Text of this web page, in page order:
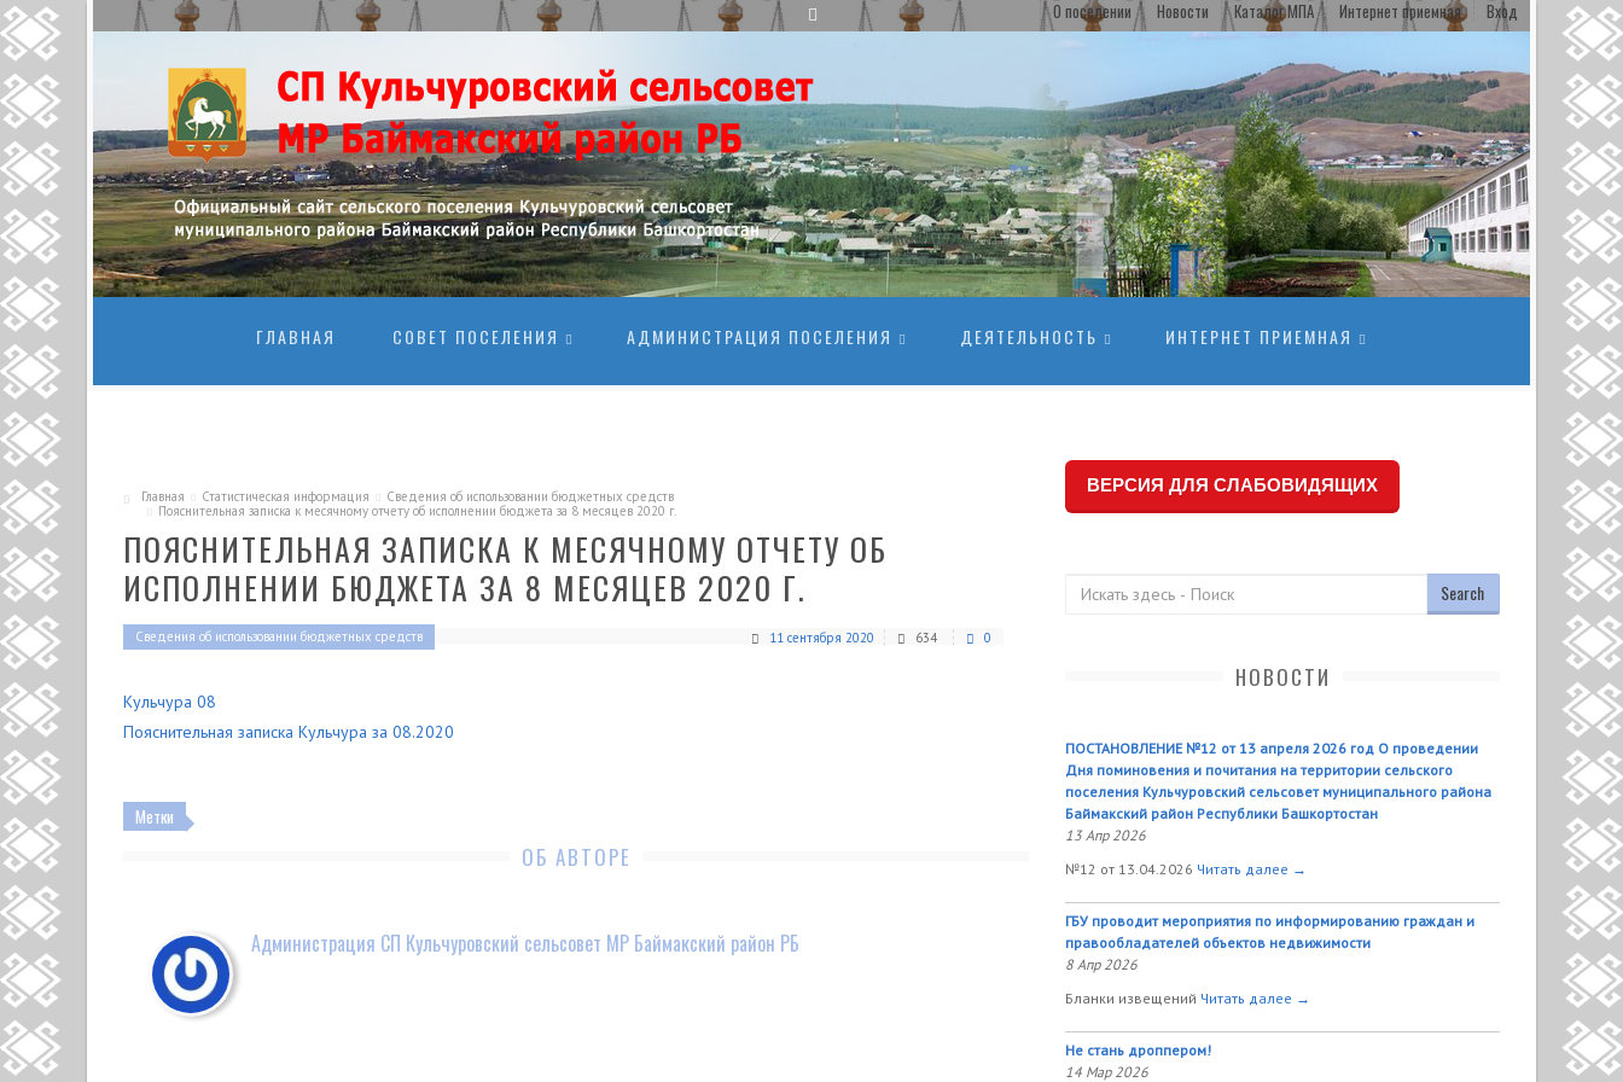
О поселении Новости Каталог МПА Интернет приемная Вход
ГЛАВНАЯ
СОВЕТ ПОСЕЛЕНИЯ АДМИНИСТРАЦИЯ ПОСЕЛЕНИЯ ДЕЯТЕЛЬНОСТЬ ИНТЕРНЕТ ПРИЕМНАЯ
Главная Статистическая информация
Сведения об использовании бюджетных средств
Пояснительная записка к месячному отчету об исполнении бюджета за 8 месяцев 2020 г.
ПОЯСНИТЕЛЬНАЯ ЗАПИСКА К МЕСЯЧНОМУ ОТЧЕТУ ОБ
ИСПОЛНЕНИИ БЮДЖЕТА ЗА 8 МЕСЯЦЕВ 2020 Г.
Сведения об использовании бюджетных средств 11 сентября 2020 634 0
Кульчура 08
Пояснительная записка Кульчура за 08.2020
Метки
ОБ АВТОРЕ
Администрация СП Кульчуровский сельсовет МР Баймакский район РБ
ВЕРСИЯ ДЛЯ СЛАБОВИДЯЩИХ
НОВОСТИ
ПОСТАНОВЛЕНИЕ №12 от 13 апреля 2026 год О проведении
Дня поминовения и почитания на территории сельского
поселения Кульчуровский сельсовет муниципального района
Баймакский район Республики Башкортостан
13 Апр 2026
№12 от 13.04.2026 Читать далее →
ГБУ проводит мероприятия по информированию граждан и
правообладателей объектов недвижимости
8 Апр 2026
Бланки извещений Читать далее →
Не стань дроппером!
14 Мар 2026